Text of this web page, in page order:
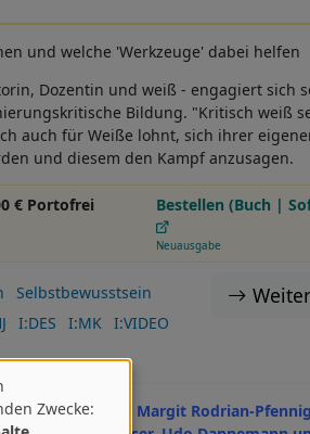
und welche 'Werkzeuge' dabei helfen
Dozentin und weiß - engagiert sich
Bildung. "Kritisch weiß
auch für Weiße lohnt, sich ihrer
und diesem den Kampf anzusagen.
€ Portofrei Bestellen (Buch |
Neuausgabe
Selbstbewusstsein
I:DES I:MK I:VIDEO
Hrsg. Margit Rodrian-
Zwecke: